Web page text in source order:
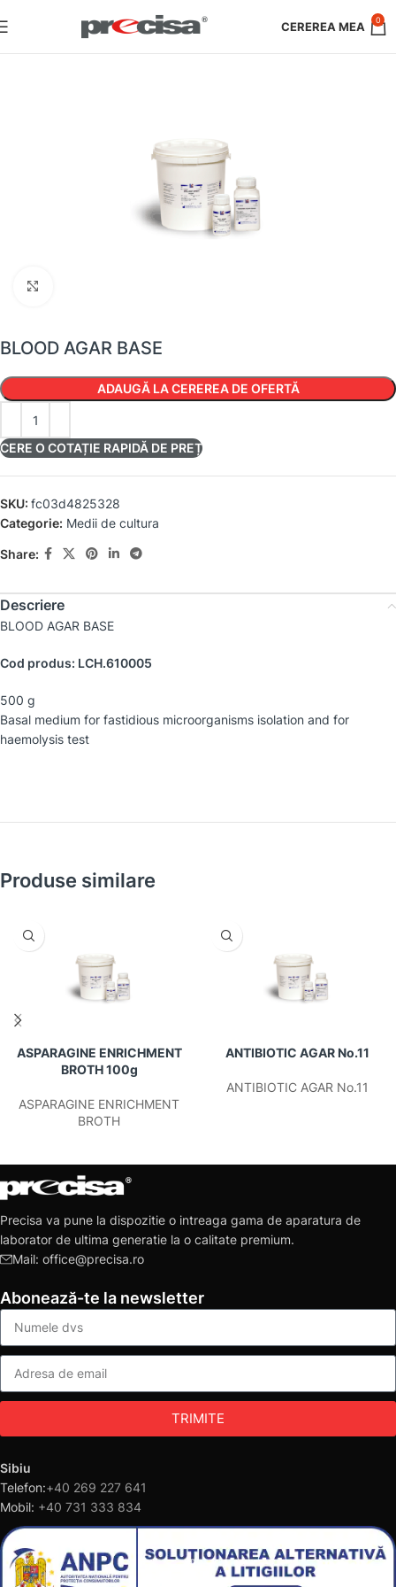
0
BLOOD AGAR BASE
ADAUGĂ LA CEREREA DE OFERTĂ
CERE O COTAȚIE RAPIDĂ DE PREȚ
SKU: fc03d4825328
Categorie: Medii de cultura
Share:
Descriere
BLOOD AGAR BASE
Cod produs: LCH.610005
500 g
Basal medium for fastidious microorganisms isolation and for
haemolysis test
Produse similare
ASPARAGINE ENRICHMENT
BROTH 100g
ASPARAGINE ENRICHMENT
BROTH
ANTIBIOTIC AGAR No.11
ANTIBIOTIC AGAR No.11
Precisa va pune la dispozitie o intreaga gama de aparatura de
laborator de ultima generatie la o calitate premium.
Mail: office@precisa.ro
Abonează-te la newsletter
TRIMITE
Sibiu
Telefon:+40 269 227 641
Mobil: +40 731 333 834